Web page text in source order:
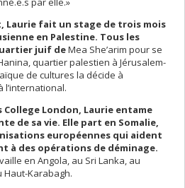
Laurie fait un stage de trois mois
en Palestine. Tous les
juif deMea She’arim pour se
quartier palestien à Jérusalem-
de cultures la décide à
College London, Laurie entame
de sa vie. Elle part en Somalie,
européennes qui aident
à des opérations de déminage.
en Angola, au Sri Lanka, au
Haut-Karabagh.